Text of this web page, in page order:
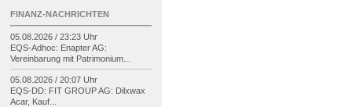
FINANZ-NACHRICHTEN
05.08.2026 / 23:23 Uhr
EQS-Adhoc: Enapter AG:
Vereinbarung mit Patrimonium...
05.08.2026 / 20:07 Uhr
EQS-DD: FIT GROUP AG: Dilxwax
Acar, Kauf...